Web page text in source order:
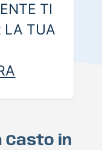
TI
LA TUA
Casto in